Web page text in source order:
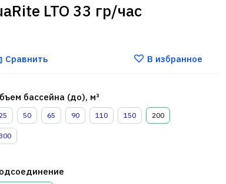
LTO 33 гр/час
Сравнить В избранное
бассейна (до), м³
50 65 90 110 150 200